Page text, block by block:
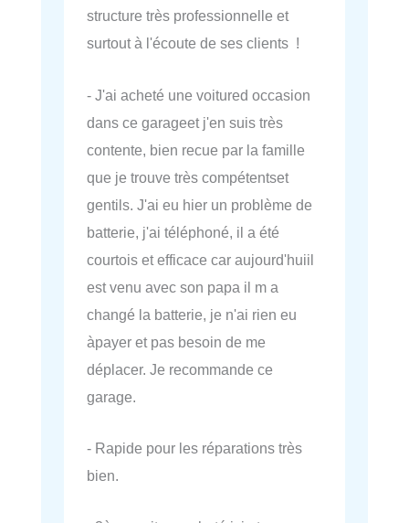
structure très professionnelle et
surtout à l'écoute de ses clients !
- J'ai acheté une voitured occasion
dans ce garageet j'en suis très
contente, bien recue par la famille
que je trouve très compétentset
gentils. J'ai eu hier un problème de
batterie, j'ai téléphoné, il a été
courtois et efficace car aujourd'huiil
est venu avec son papa il m a
changé la batterie, je n'ai rien eu
àpayer et pas besoin de me
déplacer. Je recommande ce
garage.
- Rapide pour les réparations très
bien.